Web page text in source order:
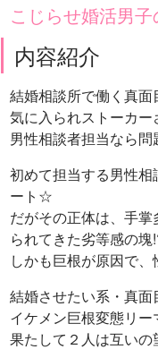
こじらせ婚活男
内容紹介
結婚相談所で働く真
気に入られストーカー
男性相談者担当なら問
初めて担当する男性
ート☆
だがその正体は、手
られてきた劣等感の塊
しかも巨根が原因で
結婚させたい系・真
イケメン巨根変態リー
果たして２人は互い